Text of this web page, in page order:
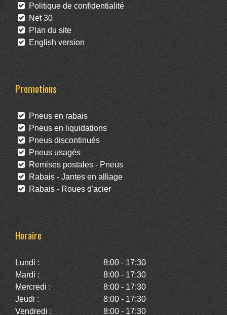
Politique de confidentialité
Net 30
Plan du site
English version
Promotions
Pneus en rabais
Pneus en liquidations
Pneus discontinués
Pneus usagés
Remises postales - Pneus
Rabais - Jantes en alliage
Rabais - Roues d'acier
Horaire
Lundi :
8:00 - 17:30
Mardi :
8:00 - 17:30
Mercredi :
8:00 - 17:30
Jeudi :
8:00 - 17:30
Vendredi :
8:00 - 17:30